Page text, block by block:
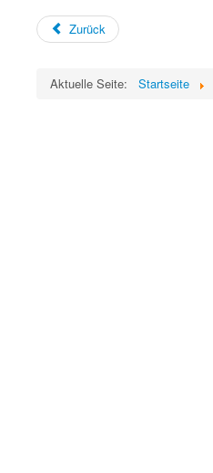
Zurück
Aktuelle Seite: Startseite